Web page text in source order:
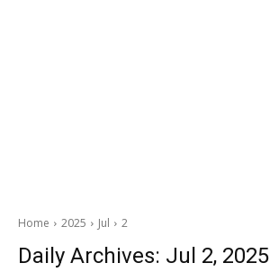
Home 2025 Jul 2
Daily Archives: Jul 2, 2025